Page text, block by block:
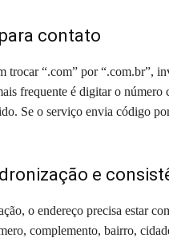
contato
trocar “.com” por “.com.br”,
frequente é digitar o
Se o serviço envia código
e
o endereço precisa estar
complemento, bairro,